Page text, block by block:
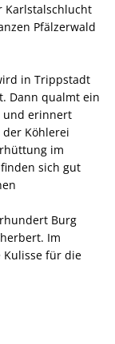
Karlstalschlucht
Pfälzerwald
in Trippstadt
Dann qualmt ein
und erinnert
Köhlerei
im
sich gut
Burg
Im
Kulisse für die